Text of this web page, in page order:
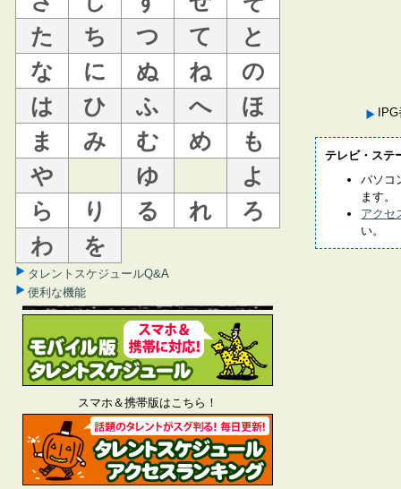
た
ち つ て
と
な
に ぬ ね
の
は
ひ ふ へ
ほ
ま
み む め
も
や
ゆ
よ
ら
り る れ
ろ
わ
を
タレントスケジュールQ&A
便利な機能
スマホ＆携帯版はこちら！
テレビ・ステ
パソコ
ます。
アクセ
い。